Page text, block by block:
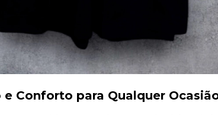
e Conforto para Qualquer